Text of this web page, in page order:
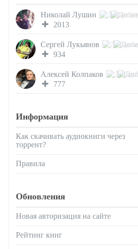
Николай Лушин
2013
Сергей Лукьянов
934
Алексей Колпаков
777
Информация
Как скачивать аудиокниги через
торрент?
Правила
Обновления
Новая авторизация на сайте
Рейтинг книг